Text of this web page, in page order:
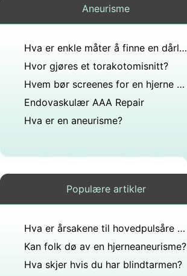
Aneurisme
Hva er enkle måter å finne en dårlig blindtarm?
Hvor gjøres et torakotomisnitt?
Hvem bør screenes for en hjerne aneurisme
Endovaskulær AAA Repair
Hva er en aneurisme?
Populære artikler
Hva er årsakene til hovedpulsåre utvidelse
Kan folk dø av en hjerneaneurisme?
Hva skjer hvis du har blindtarmen?